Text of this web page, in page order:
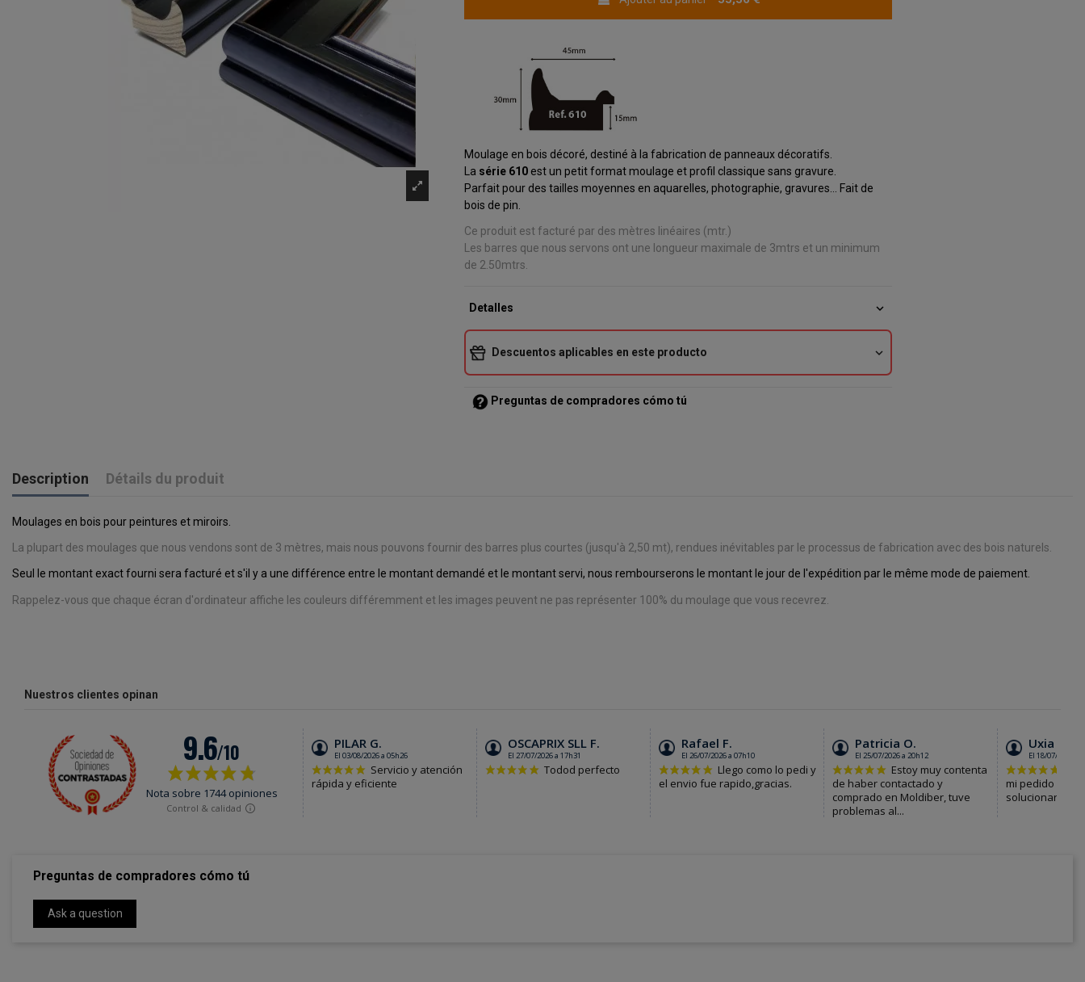
Moulage en bois décoré, destiné à la fabrication de panneaux décoratifs.
La série 610 est un petit format moulage et profil classique sans gravure.
Parfait pour des tailles moyennes en aquarelles, photographie, gravures... Fait de
bois de pin.
Ce produit est facturé par des mètres linéaires (mtr.)
Les barres que nous servons ont une longueur maximale de 3mtrs et un minimum
de 2.50mtrs.
Detalles expand_more
Descuentos aplicables en este producto expand_more
Preguntas de compradores cómo tú
Description Détails du produit
Moulages en bois pour peintures et miroirs.
La plupart des moulages que nous vendons sont de 3 mètres, mais nous pouvons fournir des barres plus courtes (jusqu'à 2,50 mt), rendues inévitables par le processus de fabrication avec des bois naturels.
Seul le montant exact fourni sera facturé et s'il y a une différence entre le montant demandé et le montant servi, nous rembourserons le montant le jour de l'expédition par le même mode de paiement.
Rappelez-vous que chaque écran d'ordinateur affiche les couleurs différemment et les images peuvent ne pas représenter 100% du moulage que vous recevrez.
Nuestros clientes opinan
Preguntas de compradores cómo tú
Ask a question